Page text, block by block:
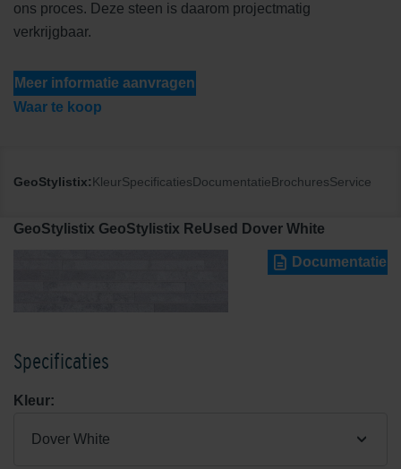
ons proces. Deze steen is daarom projectmatig
verkrijgbaar.
Meer informatie aanvragen
Waar te koop
GeoStylistix:KleurSpecificatiesDocumentatieBrochuresService
GeoStylistix GeoStylistix ReUsed Dover White
Documentatie
Specificaties
Kleur:
Dover White